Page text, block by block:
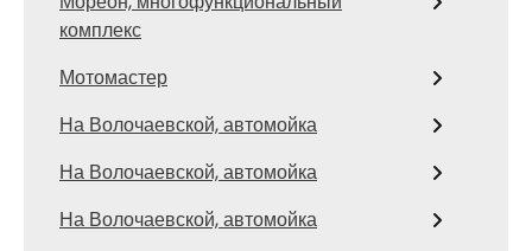
комплекс
Мотомастер
На Волочаевской, автомойка
На Волочаевской, автомойка
На Волочаевской, автомойка